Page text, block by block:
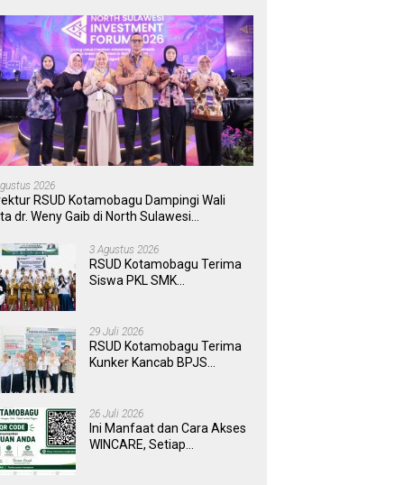
2026
RSUD Kotamobagu Dampingi Wali
dr. Weny Gaib di North Sulawesi
3 Agustus 2026
RSUD Kotamobagu Terima
Siswa PKL SMK
dan Layanan Kesehatan
29 Juli 2026
RSUD Kotamobagu Terima
Kunker Kancab BPJS
Wujudkan UHC
26 Juli 2026
Ini Manfaat dan Cara Akses
WINCARE, Setiap